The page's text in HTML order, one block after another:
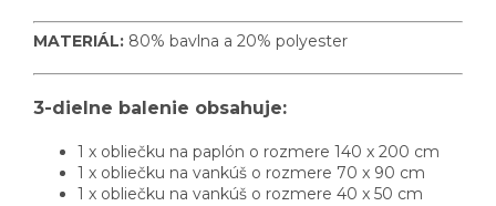
MATERIÁL: 80% bavlna a 20% polyester
3-dielne balenie obsahuje:
1 x obliečku na paplón o rozmere 140 x 200 cm
1 x obliečku na vankúš o rozmere 70 x 90 cm
1 x obliečku na vankúš o rozmere 40 x 50 cm